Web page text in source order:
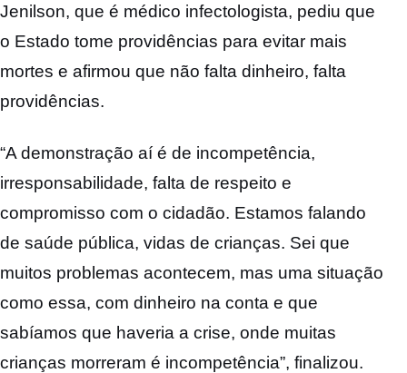
Jenilson, que é médico infectologista, pediu que
o Estado tome providências para evitar mais
mortes e afirmou que não falta dinheiro, falta
providências.
“A demonstração aí é de incompetência,
irresponsabilidade, falta de respeito e
compromisso com o cidadão. Estamos falando
de saúde pública, vidas de crianças. Sei que
muitos problemas acontecem, mas uma situação
como essa, com dinheiro na conta e que
sabíamos que haveria a crise, onde muitas
crianças morreram é incompetência”, finalizou.